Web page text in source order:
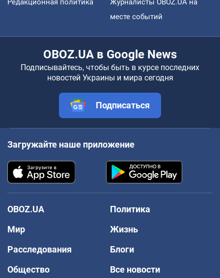
Редакционная политика
Журналисты OBOZ.UA на
месте событий
OBOZ.UA в Google News
Подписывайтесь, чтобы быть в курсе последних
новостей Украины и мира сегодня
Подписаться
Загружайте наше приложение
OBOZ.UA
Политика
Мир
Жизнь
Расследования
Блоги
Общество
Все новости